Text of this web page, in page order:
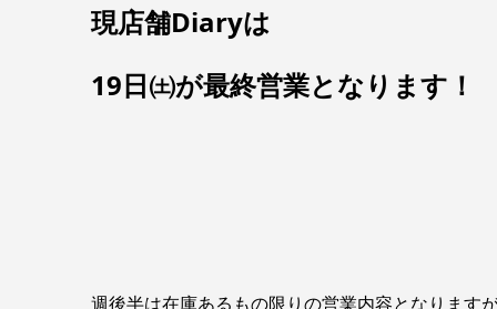
現店舗Diaryは
19日㈯が最終営業となります！
週後半は在庫あるもの限りの営業内容となります